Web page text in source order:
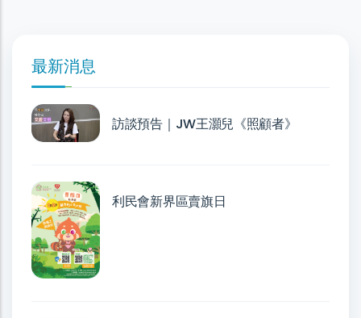
最新消息
訪談預告｜JW王灝兒《照顧者》
利民會新界區賣旗日